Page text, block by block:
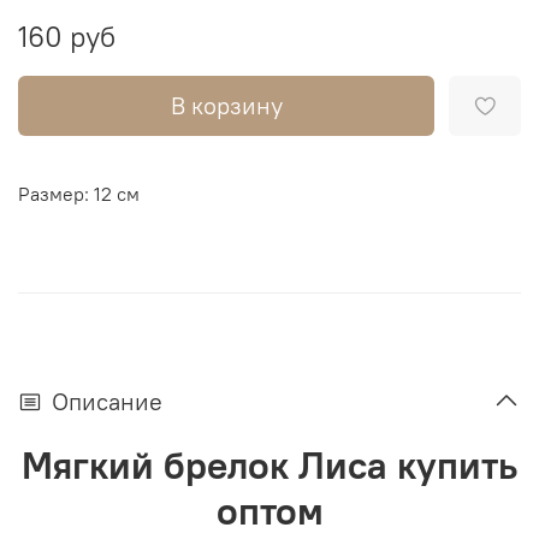
160 руб
В корзину
Размер: 12 см
Описание
Мягкий брелок Лиса купить
оптом